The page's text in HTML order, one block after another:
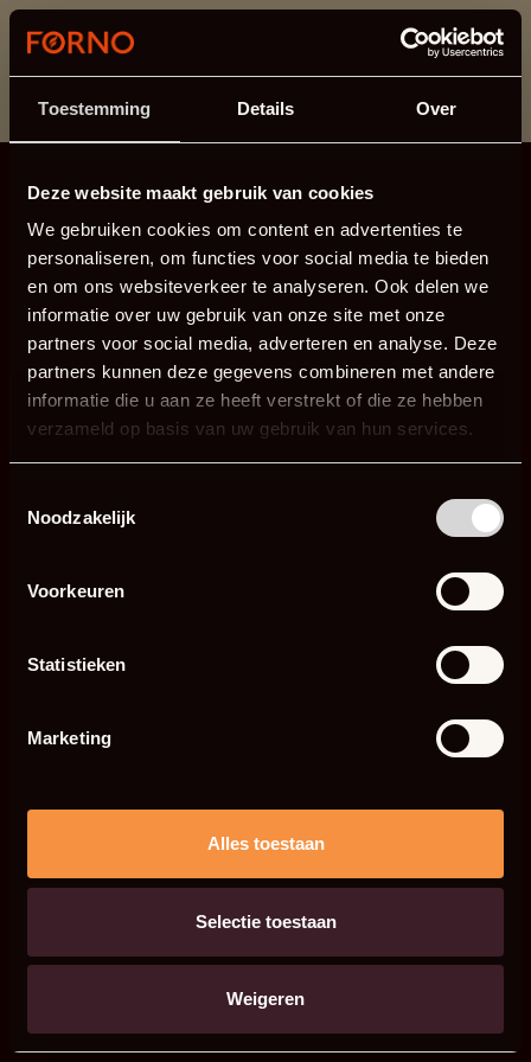
Toestemming Details Over
Deze website maakt gebruik van cookies
We gebruiken cookies om content en advertenties te
personaliseren, om functies voor social media te bieden
en om ons websiteverkeer te analyseren. Ook delen we
informatie over uw gebruik van onze site met onze
partners voor social media, adverteren en analyse. Deze
partners kunnen deze gegevens combineren met andere
informatie die u aan ze heeft verstrekt of die ze hebben
verzameld op basis van uw gebruik van hun services.
Noodzakelijk
Voorkeuren
Statistieken
Marketing
Alles toestaan
Selectie toestaan
Weigeren
This section is currently under maintenance.
If you are missing information, you can call us at +31
413 745 423 or email us at info@forno.eu